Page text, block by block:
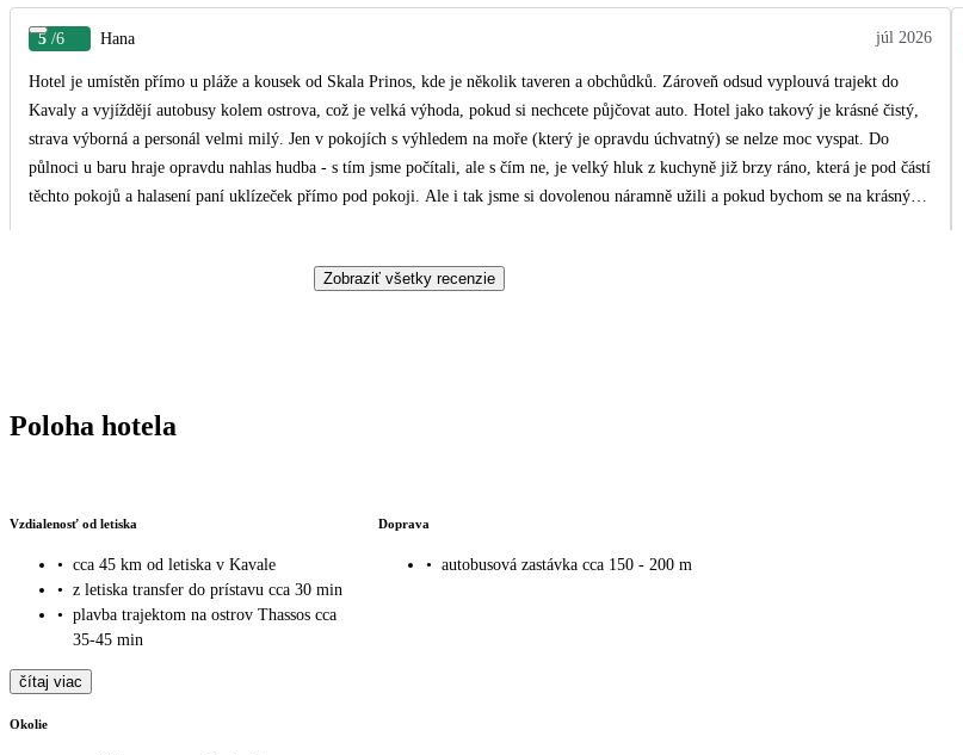
5 /6 Hana júl 2026
Hotel je umístěn přímo u pláže a kousek od Skala Prinos, kde je několik taveren a obchůdků. Zároveň odsud vyplouvá trajekt do
Kavaly a vyjíždějí autobusy kolem ostrova, což je velká výhoda, pokud si nechcete půjčovat auto. Hotel jako takový je krásné čistý,
strava výborná a personál velmi milý. Jen v pokojích s výhledem na moře (který je opravdu úchvatný) se nelze moc vyspat. Do
půlnoci u baru hraje opravdu nahlas hudba - s tím jsme počítali, ale s čím ne, je velký hluk z kuchyně již brzy ráno, která je pod částí
těchto pokojů a halasení paní uklízeček přímo pod pokoji. Ale i tak jsme si dovolenou náramně užili a pokud bychom se na krásný
Zobraziť všetky recenzie
Poloha hotela
Vzdialenosť od letiska
• cca 45 km od letiska v Kavale
• z letiska transfer do prístavu cca 30 min
• plavba trajektom na ostrov Thassos cca
35-45 min
čítaj viac
Doprava
• autobusová zastávka cca 150 - 200 m
Okolie